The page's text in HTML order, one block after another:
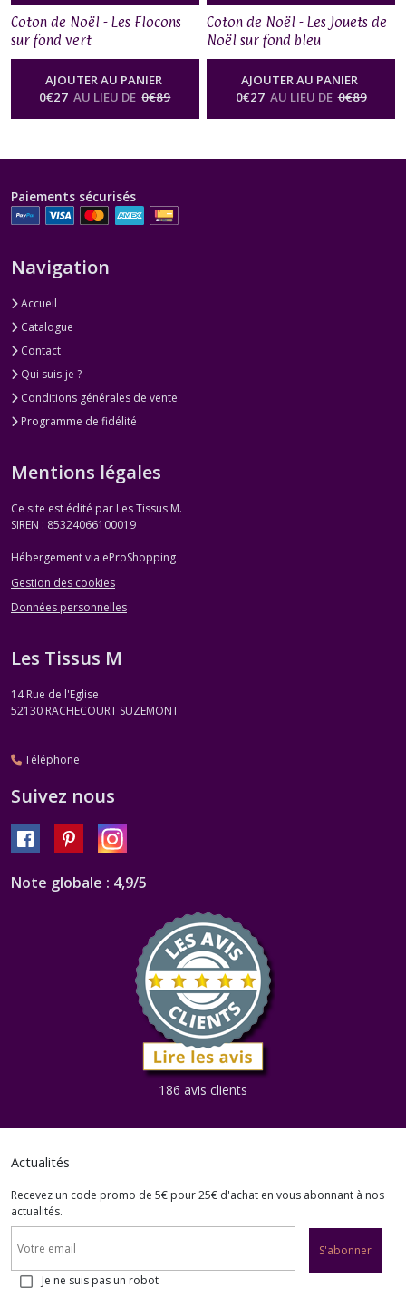
Coton de Noël - Les Flocons
sur fond vert
AJOUTER AU PANIER
0€27 AU LIEU DE 0€89
Coton de Noël - Les Jouets de
Noël sur fond bleu
AJOUTER AU PANIER
0€27 AU LIEU DE 0€89
Paiements sécurisés
Navigation
Accueil
Catalogue
Contact
Qui suis-je ?
Conditions générales de vente
Programme de fidélité
Mentions légales
Ce site est édité par Les Tissus M.
SIREN : 85324066100019
Hébergement via eProShopping
Gestion des cookies
Données personnelles
Les Tissus M
14 Rue de l'Eglise
52130 RACHECOURT SUZEMONT
Téléphone
Suivez nous
Note globale : 4,9/5
186 avis clients
Actualités
Recevez un code promo de 5€ pour 25€ d'achat en vous abonnant à nos
actualités.
S'abonner
Je ne suis pas un robot